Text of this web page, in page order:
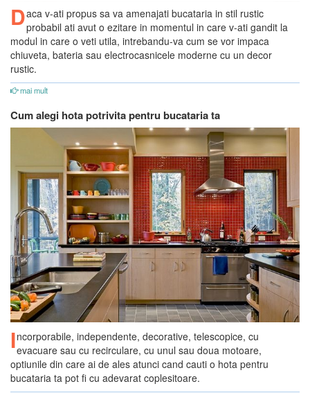
Daca v-ati propus sa va amenajati bucataria in stil rustic
probabil ati avut o ezitare in momentul in care v-ati gandit la
modul in care o veti utila, intrebandu-va cum se vor impaca
chiuveta, bateria sau electrocasnicele moderne cu un decor
rustic.
mai mult
Cum alegi hota potrivita pentru bucataria ta
Incorporabile, independente, decorative, telescopice, cu
evacuare sau cu recirculare, cu unul sau doua motoare,
optiunile din care ai de ales atunci cand cauti o hota pentru
bucataria ta pot fi cu adevarat coplesitoare.